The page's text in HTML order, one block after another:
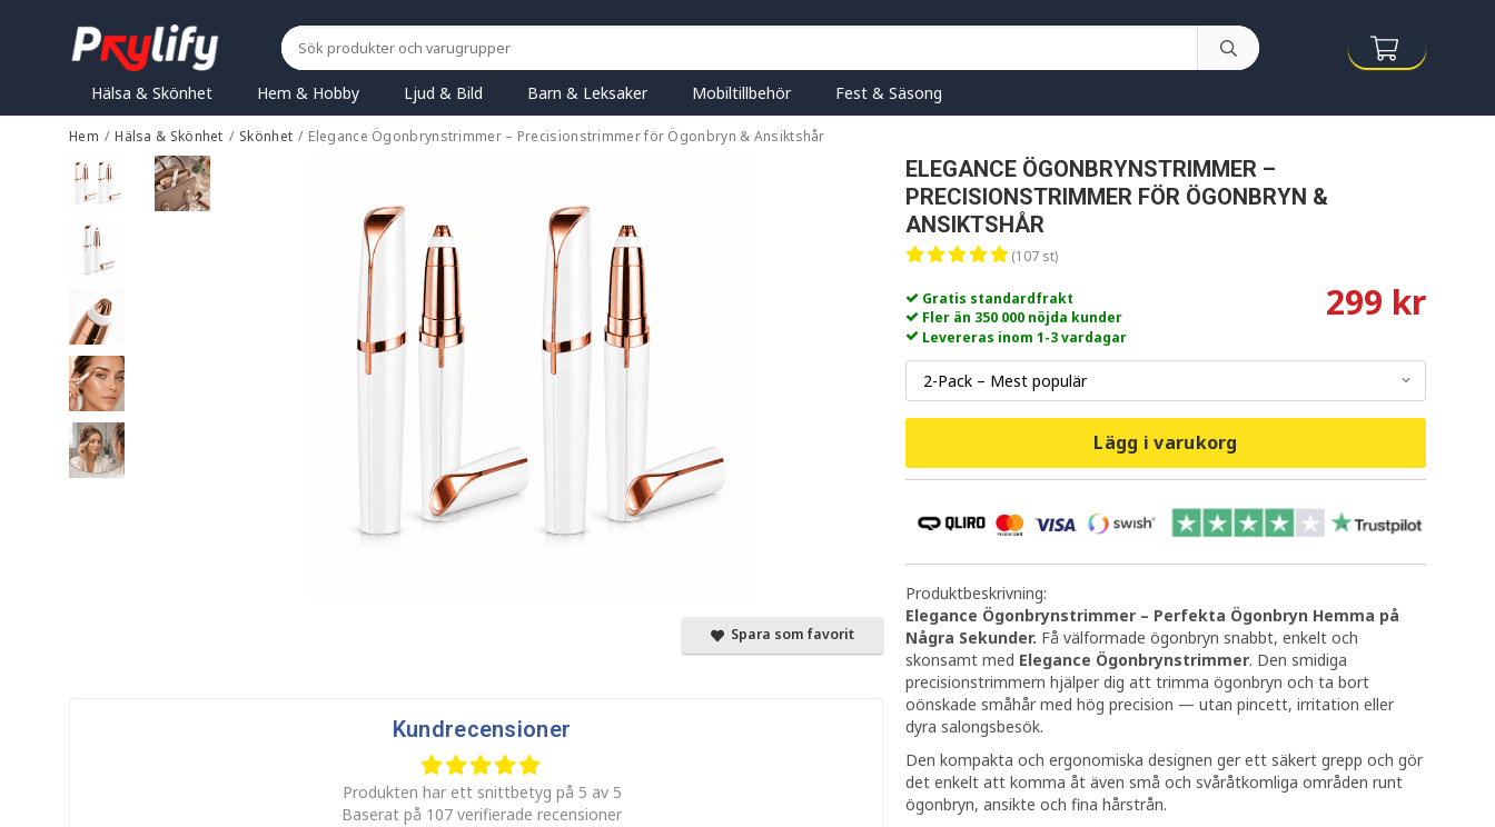
Hälsa & Skönhet Hem & Hobby Ljud & Bild Barn & Leksaker Mobiltillbehör Fest & Säsong
Hem / Hälsa & Skönhet / Skönhet / Elegance Ögonbrynstrimmer – Precisionstrimmer för Ögonbryn & Ansiktshår
ELEGANCE ÖGONBRYNSTRIMMER –
PRECISIONSTRIMMER FÖR ÖGONBRYN &
ANSIKTSHÅR
(107 st)
Gratis standardfrakt
Fler än 350 000 nöjda kunder
Levereras inom 1-3 vardagar
299 kr
Lägg i varukorg
Produktbeskrivning:
Elegance Ögonbrynstrimmer – Perfekta Ögonbryn Hemma på
Några Sekunder. Få välformade ögonbryn snabbt, enkelt och
skonsamt med Elegance Ögonbrynstrimmer. Den smidiga
precisionstrimmern hjälper dig att trimma ögonbryn och ta bort
oönskade småhår med hög precision — utan pincett, irritation eller
dyra salongsbesök.
Den kompakta och ergonomiska designen ger ett säkert grepp och gör
det enkelt att komma åt även små och svåråtkomliga områden runt
ögonbryn, ansikte och fina hårstrån.
Spara som favorit
Kundrecensioner
Produkten har ett snittbetyg på 5 av 5
Baserat på 107 verifierade recensioner